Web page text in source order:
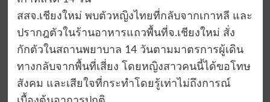
สสจ.เชียงใหม่ พบตัวหญิงไทยที่กลับจากเกาหลี และ
ปรากฎตัวในร้านอาหารแถวพื้นที่จ.เชียงใหม่ สั่ง
กักตัวในสถานพยาบาล 14 วันตามมาตรการผู้เดิน
ทางกลับจากพื้นที่เสี่ยง โดยหญิงสาวคนนี้ได้ขอโทษ
สังคม และเสียใจที่กระทำโดยรู้เท่าไม่ถึงการณ์